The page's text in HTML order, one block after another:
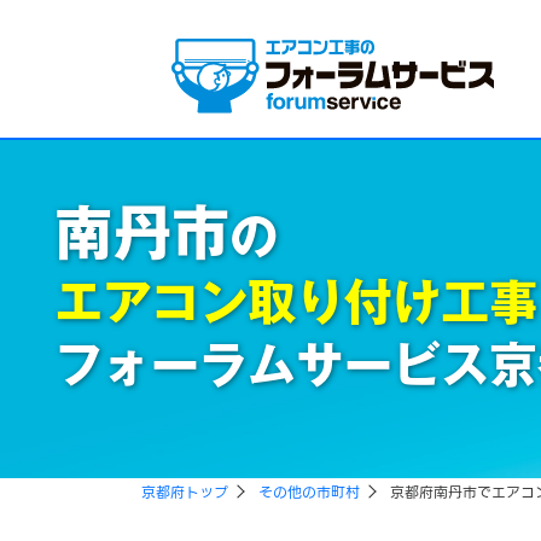
南丹市の
エアコン取り付け工事
フォーラムサービス
京都府トップ その他の市町村 京都府南丹市でエア